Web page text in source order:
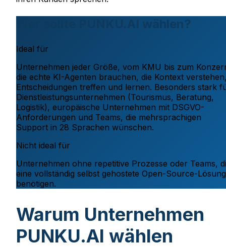
Wer sollte PUNKU.AI wählen?
Ideal für
Unternehmen jeder Größe, vom KMU bis zum
die echte KI-Agenten brauchen, die Kontext
Entscheidungen treffen und lernen. Besonders stark
Dienstleistungsunternehmen (Tourismus, Beratung,
Logistik), europäische Unternehmen mit DSGVO-
Anforderungen und Teams, die mehrsprachigen
Support in 28 Sprachen wünschen.
Nicht ideal für
Unternehmen ohne repetitive Prozesse oder Teams,
eine vollständig selbst gehostete Open-Source-Lösung
benötigen.
Warum Unternehmen
PUNKU.AI wählen